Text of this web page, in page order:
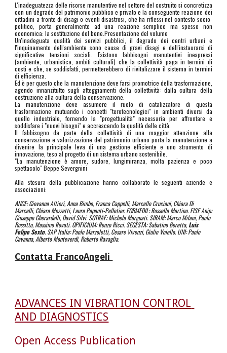
L'inadeguatezza delle risorse manutentive nel settore del costruito si concretizza
con un degrado del patrimonio pubblico e privato e la conseguente reazione dei
cittadini a fronte di disagi o eventi disastrosi, che ha riflessi nel contesto socio-
politico, porta generalmente ad una reazione semplice ma spesso non
economica: la sostituzione del bene.Presentazione del volume
Un'inadeguata qualità dei servizi pubblici, il degrado dei centri urbani e
l'inquinamento dell'ambiente sono cause di gravi disagi e dell'instaurarsi di
significative tensioni sociali. Esistono fabbisogni manutentivi inespressi
(ambiente, urbanistica, ambiti culturali) che la collettività paga in termini di
costi e che, se soddisfatti, permetterebbero di rivitalizzare il sistema in termini
di efficienza.
Ed è per questo che la manutenzione deve farsi promotrice della trasformazione,
agendo innanzitutto sugli atteggiamenti della collettività: dalla cultura della
costruzione alla cultura della conservazione.
La manutenzione deve assumere il ruolo di catalizzatore di questa
trasformazione mutuando i concetti "terotecnologici" in ambienti diversi da
quello industriale, fornendo la "progettualità" necessaria per affrontare e
soddisfare i "nuovi bisogni" e accrescendo la qualità delle città.
Il fabbisogno da parte della collettività di una maggior attenzione alla
conservazione e valorizzazione del patrimonio urbano porta la manutenzione a
divenire la principale leva di una gestione efficiente e uno strumento di
innovazione, teso al progetto di un sistema urbano sostenibile.
"La manutenzione è amore, sudore, lungimiranza, molta pazienza e poco
spettacolo" Beppe Severgnini
Alla stesura della pubblicazione hanno collaborato le seguenti aziende e
associazioni:
ANCE: Giovanna Altieri, Anna Bimbo, Franca Cappelli, Marcello Cruciani, Chiara Di
Marcelli, Chiara Mezzetti, Laura Papanti-Pelletier. FORMEDIL: Rossella Martino. FISE Anip:
Giuseppe Gherardelli, David Silvi. SOTRAF: Michela Marguati. SIRAM: Marco Milani, Paolo
Rossitto, Massimo Rovati. OPIFICIUM: Renzo Ricci. SEGESTA: Sabatino Beretta, Luis
Felipe Sexto. SAP Italia: Paolo Marzoletti, Cesare Vivenzi, Giulio Voiello. UNI: Paolo
Cavanna, Alberto Monteverdi, Roberto Ravaglia.
Contatta FrancoAngeli
ADVANCES IN VIBRATION CONTROL
AND DIAGNOSTICS
Open Access Publication